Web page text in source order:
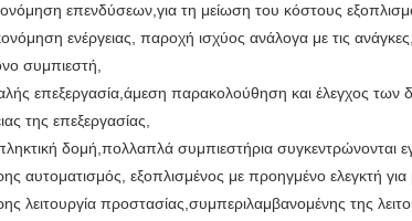
επενδύσεων,για τη μείωση του κόστους
ενέργειας, παροχή ισχύος ανάλογα με τις
συμπιεστή,
επεξεργασία,άμεση παρακολούθηση και έλεγχος των
της επεξεργασίας,
δομή,πολλαπλά συμπιεστήρια συγκεντρώνονται
αυτοματισμός, εξοπλισμένος με προηγμένο ελεγκτή
λειτουργία προστασίας,συμπεριλαμβανομένης της